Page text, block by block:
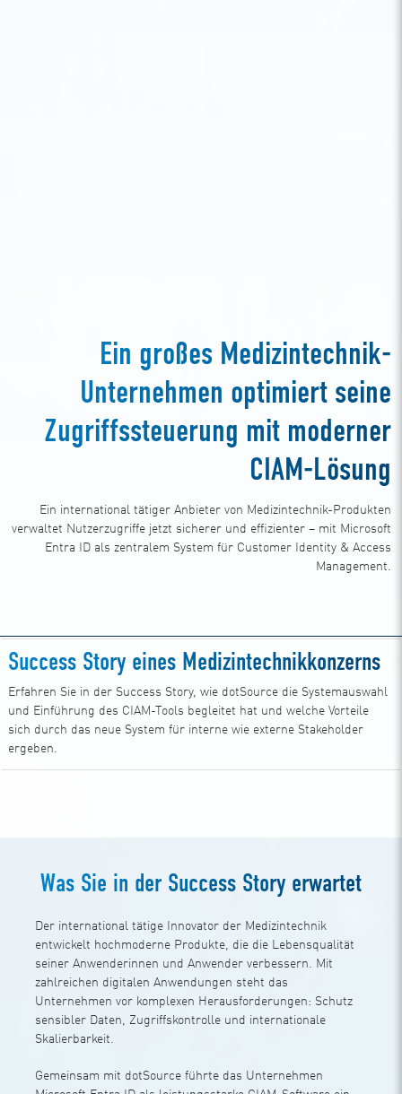
Ein großes Medizintechnik-
Unternehmen optimiert seine
Zugriffssteuerung mit moderner
CIAM-Lösung
Ein international tätiger Anbieter von Medizintechnik-Produkten
verwaltet Nutzerzugriffe jetzt sicherer und effizienter – mit Microsoft
Entra ID als zentralem System für Customer Identity & Access
Management.
Success Story eines Medizintechnikkonzerns
Erfahren Sie in der Success Story, wie dotSource die Systemauswahl
und Einführung des CIAM-Tools begleitet hat und welche Vorteile
sich durch das neue System für interne wie externe Stakeholder
ergeben.
Was Sie in der Success Story erwartet
Der international tätige Innovator der Medizintechnik
entwickelt hochmoderne Produkte, die die Lebensqualität
seiner Anwenderinnen und Anwender verbessern. Mit
zahlreichen digitalen Anwendungen steht das
Unternehmen vor komplexen Herausforderungen: Schutz
sensibler Daten, Zugriffskontrolle und internationale
Skalierbarkeit.
Gemeinsam mit dotSource führte das Unternehmen